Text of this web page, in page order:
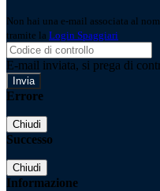
Non hai una e-mail associata al
tramite la Login Spaggiari
E-mail inviata, si prega di
Errore
Chiudi
Successo
Chiudi
Informazione